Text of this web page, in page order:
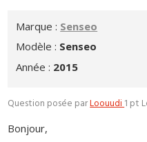
Marque : Senseo
Modèle : Senseo
Année : 2015
Question posée parLoouudi1 pt
Bonjour,